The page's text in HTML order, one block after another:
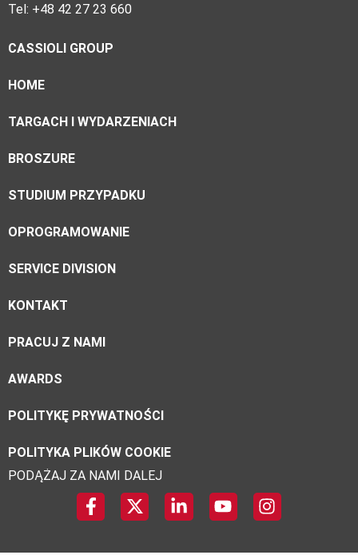
Tel: +48 42 27 23 660
CASSIOLI GROUP
HOME
TARGACH I WYDARZENIACH
BROSZURE
STUDIUM PRZYPADKU
OPROGRAMOWANIE
SERVICE DIVISION
KONTAKT
PRACUJ Z NAMI
AWARDS
POLITYKĘ PRYWATNOŚCI
POLITYKA PLIKÓW COOKIE
PODĄŻAJ ZA NAMI DALEJ